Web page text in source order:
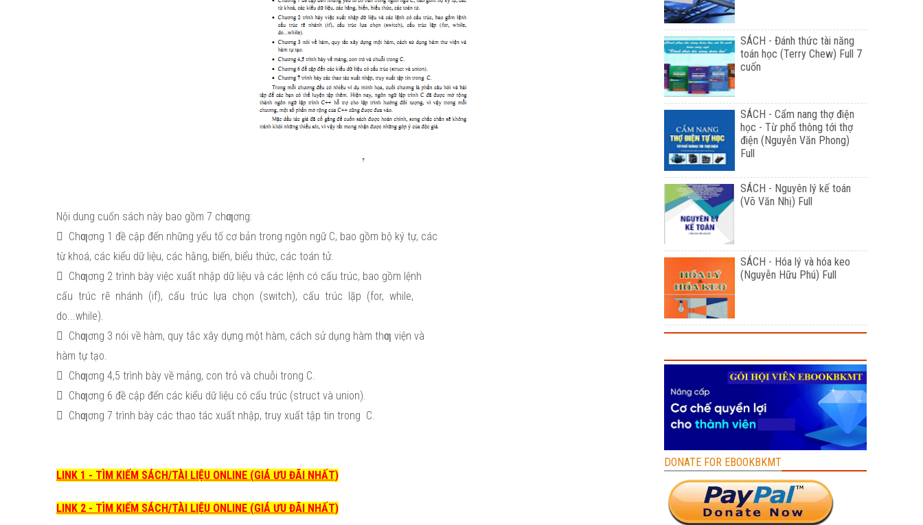
Nội dung cuốn sách này bao gồm 7 chƣơng:
 Chƣơng 1 đề cập đến những yếu tố cơ bản trong ngôn ngữ C, bao gồm bộ ký tự, các
từ khoá, các kiểu dữ liệu, các hằng, biến, biểu thức, các toán tử.
 Chƣơng 2 trình bày việc xuất nhập dữ liệu và các lệnh có cấu trúc, bao gồm lệnh
cấu trúc rẽ nhánh (if), cấu trúc lựa chọn (switch), cấu trúc lặp (for, while,
do...while).
 Chƣơng 3 nói về hàm, quy tắc xây dựng một hàm, cách sử dụng hàm thƣ viện và
hàm tự tạo.
 Chƣơng 4,5 trình bày về mảng, con trỏ và chuỗi trong C.
 Chƣơng 6 đề cập đến các kiểu dữ liệu có cấu trúc (struct và union).
 Chƣơng 7 trình bày các thao tác xuất nhập, truy xuất tập tin trong C.
LINK 1 - TÌM KIẾM SÁCH/TÀI LIỆU ONLINE (GIÁ ƯU ĐÃI NHẤT)
LINK 2 - TÌM KIẾM SÁCH/TÀI LIỆU ONLINE (GIÁ ƯU ĐÃI NHẤT)
SÁCH - Đánh thức tài năng
toán học (Terry Chew) Full 7
cuốn
SÁCH - Cẩm nang thợ điện
học - Từ phổ thông tới thợ
điện (Nguyễn Văn Phong)
Full
SÁCH - Nguyên lý kế toán
(Võ Văn Nhị) Full
SÁCH - Hóa lý và hóa keo
(Nguyễn Hữu Phú) Full
DONATE FOR EBOOKBKMT